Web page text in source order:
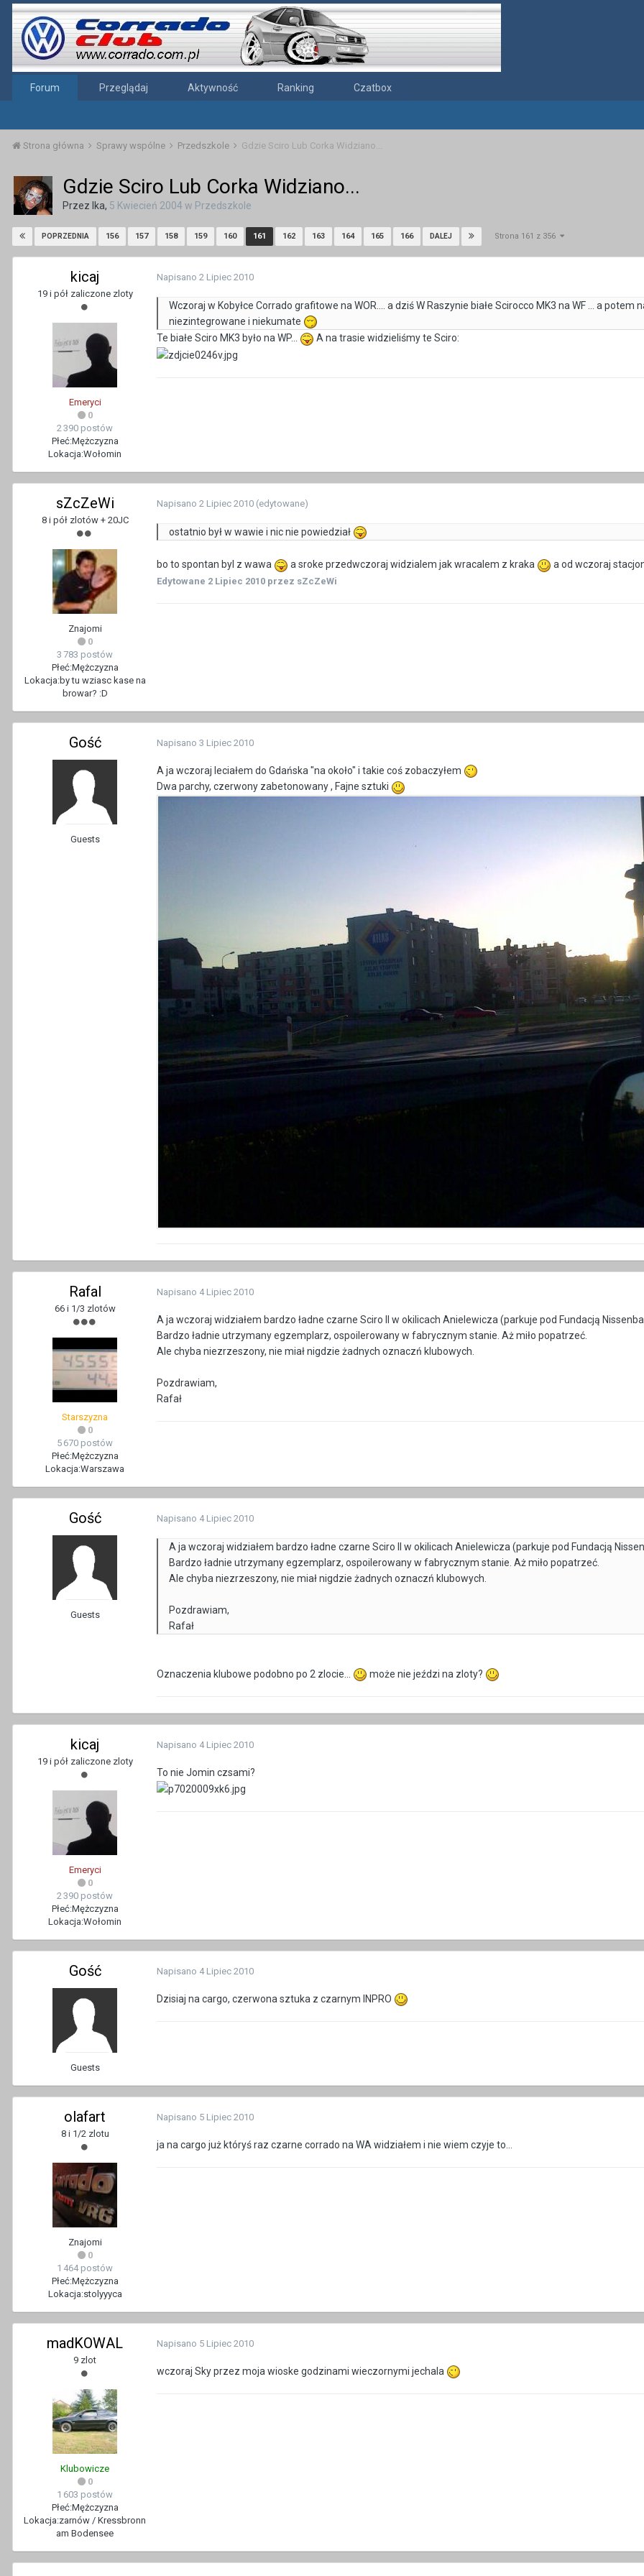
Forum Przeglądaj Aktywność Ranking Czatbox
Strona główna Sprawy wspólne Przedszkole Gdzie Sciro Lub Corka Widziano...
Gdzie Sciro Lub Corka Widziano...
Przez Ika, 5 Kwiecień 2004 w Przedszkole
POPRZEDNIA 156 157 158 159 160 161 162 163 164 165 166 DALEJ Strona 161 z 356
kicaj
19 i pół zaliczone zloty
Emeryci
0
2 390 postów
Płeć:Mężczyzna
Lokacja:Wołomin
Napisano 2 Lipiec 2010
Wczoraj w Kobyłce Corrado grafitowe na WOR.... a dziś W Raszynie białe Scirocco MK3 na WF ... a
niezintegrowane i niekumate
Te białe Sciro MK3 było na WP...
A na trasie widzieliśmy te Sciro:
sZcZeWi
8 i pół zlotów + 20JC
Znajomi
0
3 783 postów
Płeć:Mężczyzna
Lokacja:by tu wziasc kase na
browar? :D
Napisano 2 Lipiec 2010 (edytowane)
ostatnio był w wawie i nic nie powiedział
bo to spontan byl z wawa a sroke przedwczoraj widzialem jak wracalem z kraka a od wczoraj
Edytowane 2 Lipiec 2010 przez sZcZeWi
Gość
Guests
Napisano 3 Lipiec 2010
A ja wczoraj leciałem do Gdańska "na około" i takie coś zobaczyłem
Dwa parchy, czerwony zabetonowany , Fajne sztuki
Rafal
66 i 1/3 zlotów
Starszyzna
0
5 670 postów
Płeć:Mężczyzna
Lokacja:Warszawa
Napisano 4 Lipiec 2010
A ja wczoraj widziałem bardzo ładne czarne Sciro II w okilicach Anielewicza (parkuje pod Fundacją
Bardzo ładnie utrzymany egzemplarz, ospoilerowany w fabrycznym stanie. Aż miło popatrzeć.
Ale chyba niezrzeszony, nie miał nigdzie żadnych oznaczń klubowych.
Pozdrawiam,
Rafał
Gość
Guests
Napisano 4 Lipiec 2010
A ja wczoraj widziałem bardzo ładne czarne Sciro II w okilicach Anielewicza (parkuje pod Fundacją
Bardzo ładnie utrzymany egzemplarz, ospoilerowany w fabrycznym stanie. Aż miło popatrzeć.
Ale chyba niezrzeszony, nie miał nigdzie żadnych oznaczń klubowych.
Pozdrawiam,
Rafał
Oznaczenia klubowe podobno po 2 zlocie... może nie jeździ na zloty?
kicaj
19 i pół zaliczone zloty
Emeryci
0
2 390 postów
Płeć:Mężczyzna
Lokacja:Wołomin
Napisano 4 Lipiec 2010
To nie Jomin czsami?
Gość
Guests
Napisano 4 Lipiec 2010
Dzisiaj na cargo, czerwona sztuka z czarnym INPRO
olafart
8 i 1/2 zlotu
Znajomi
0
1 464 postów
Płeć:Mężczyzna
Lokacja:stolyyyca
Napisano 5 Lipiec 2010
ja na cargo już któryś raz czarne corrado na WA widziałem i nie wiem czyje to...
madKOWAL
9 zlot
Klubowicze
0
1 603 postów
Płeć:Mężczyzna
Lokacja:zarnów / Kressbronn
am Bodensee
Napisano 5 Lipiec 2010
wczoraj Sky przez moja wioske godzinami wieczornymi jechala